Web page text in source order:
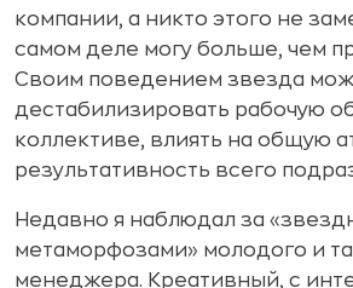
компании, а никто этого не
самом деле могу больше, чем
Своим поведением звезда
дестабилизировать рабочую
коллективе, влиять на общую
результативность всего
Недавно я наблюдал за
метаморфозами» молодого и
менеджера. Креативный, с